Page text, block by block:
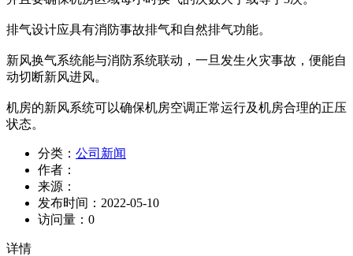
排气设计应具有消防事故排气和自然排气功能。
新风换气系统能与消防系统联动，一旦发生火灾事故，便能自
动切断新风进风。
机房的新风系统可以确保机房空调正常运行及机房合理的正压
状态。
分类： 公司新闻
作者：
来源：
发布时间： 2022-05-10
访问量： 0
详情